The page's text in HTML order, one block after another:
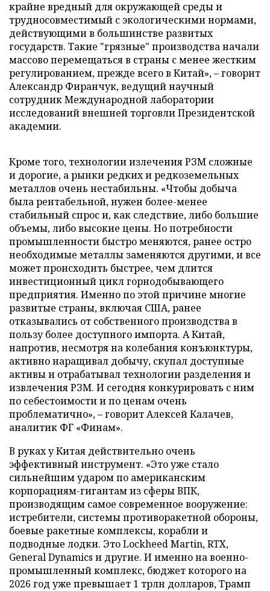
крайне вредный для окружающей среды и
трудносовместимый с экологическими нормами,
действующими в большинстве развитых
государств. Такие "грязные" производства начали
массово перемещаться в страны с менее жестким
регулированием, прежде всего в Китай», – говорит
Александр Фиранчук, ведущий научный
сотрудник Международной лаборатории
исследований внешней торговли Президентской
академии.
Кроме того, технологии излечения РЗМ сложные
и дорогие, а рынки редких и редкоземельных
металлов очень нестабильны. «Чтобы добыча
была рентабельной, нужен более-менее
стабильный спрос и, как следствие, либо большие
объемы, либо высокие цены. Но потребности
промышленности быстро меняются, ранее остро
необходимые металлы заменяются другими, и все
может происходить быстрее, чем длится
инвестиционный цикл горнодобывающего
предприятия. Именно по этой причине многие
развитые страны, включая США, ранее
отказывались от собственного производства в
пользу более доступного импорта. А Китай,
напротив, несмотря на колебания конъюнктуры,
активно наращивал добычу, скупал доступные
активы и отрабатывал технологии разделения и
извлечения РЗМ. И сегодня конкурировать с ним
по себестоимости и по ценам очень
проблематично», – говорит Алексей Калачев,
аналитик ФГ «Финам».
В руках у Китая действительно очень
эффективный инструмент. «Это уже стало
сильнейшим ударом по американским
корпорациям-гигантам из сферы ВПК,
производящим самое современное вооружение:
истребители, системы противоракетной обороны,
боевые ракетные комплексы, корабли и
подводные лодки. Это Lockheed Martin, RTX,
General Dynamics и другие. И именно на военно-
промышленный комплекс, бюджет которого на
2026 год уже превышает 1 трлн долларов, Трамп